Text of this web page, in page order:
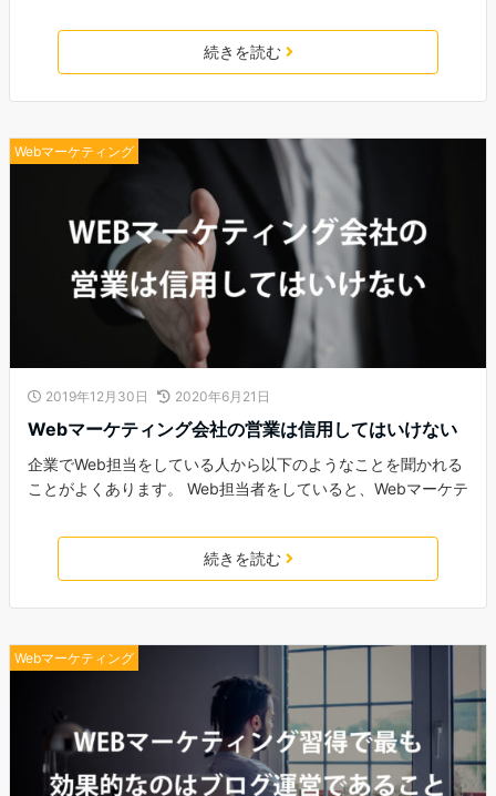
続きを読む
Webマーケティング
2019年12月30日 2020年6月21日
Webマーケティング会社の営業は信用してはいけない
企業でWeb担当をしている人から以下のようなことを聞かれる
ことがよくあります。 Web担当者をしていると、Webマーケテ
続きを読む
Webマーケティング